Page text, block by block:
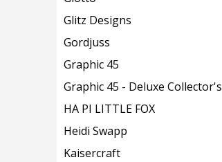
Glitz Designs
Gordjuss
Graphic 45
Graphic 45 - Deluxe Collector's
HA PI LITTLE FOX
Heidi Swapp
Kaisercraft